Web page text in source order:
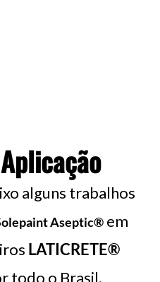
alguns trabalhos
Aseptic®em
LATICRETE®
todo o Brasil.